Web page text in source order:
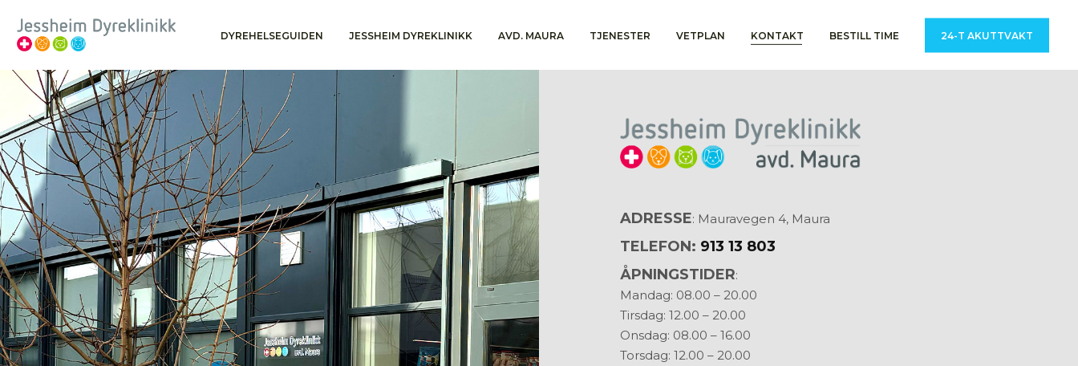
DYREHELSEGUIDEN JESSHEIM DYREKLINIKK AVD. MAURA TJENESTER VETPLAN KONTAKT BESTILL TIME 24-T AKUTTVAKT
ADRESSE: Mauravegen 4, Maura
TELEFON: 913 13 803
ÅPNINGSTIDER:
Mandag: 08.00 – 20.00
Tirsdag: 12.00 – 20.00
Onsdag: 08.00 – 16.00
Torsdag: 12.00 – 20.00